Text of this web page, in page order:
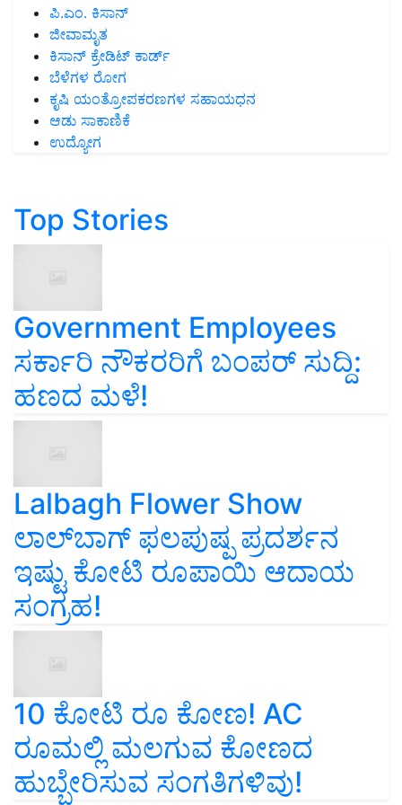
ಪಿ.ಎಂ. ಕಿಸಾನ್
ಜೀವಾಮೃತ
ಕಿಸಾನ್ ಕ್ರೇಡಿಟ್ ಕಾರ್ಡ್
ಬೆಳೆಗಳ ರೋಗ
ಕೃಷಿ ಯಂತ್ರೋಪಕರಣಗಳ ಸಹಾಯಧನ
ಆಡು ಸಾಕಾಣಿಕೆ
ಉದ್ಯೋಗ
Top Stories
Government Employees
ಸರ್ಕಾರಿ ನೌಕರರಿಗೆ ಬಂಪರ್‌ ಸುದ್ದಿ:
ಹಣದ ಮಳೆ!
Lalbagh Flower Show
ಲಾಲ್‌ಬಾಗ್ ಫಲಪುಷ್ಪ ಪ್ರದರ್ಶನ
ಇಷ್ಟು ಕೋಟಿ ರೂಪಾಯಿ ಆದಾಯ
ಸಂಗ್ರಹ!
10 ಕೋಟಿ ರೂ ಕೋಣ! AC
ರೂಮಲ್ಲಿ ಮಲಗುವ ಕೋಣದ
ಹುಬ್ಬೇರಿಸುವ ಸಂಗತಿಗಳಿವು!